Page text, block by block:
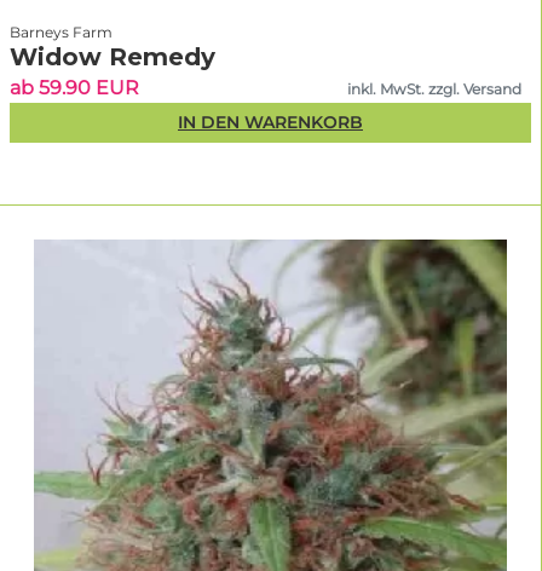
Barneys Farm
Widow Remedy
ab 59.90 EUR inkl. MwSt. zzgl. Versand
IN DEN WARENKORB